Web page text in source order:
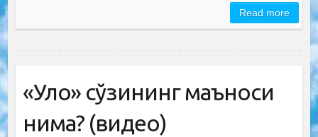
Read more
«Улоқ» сўзининг маъноси
нима? (видео)